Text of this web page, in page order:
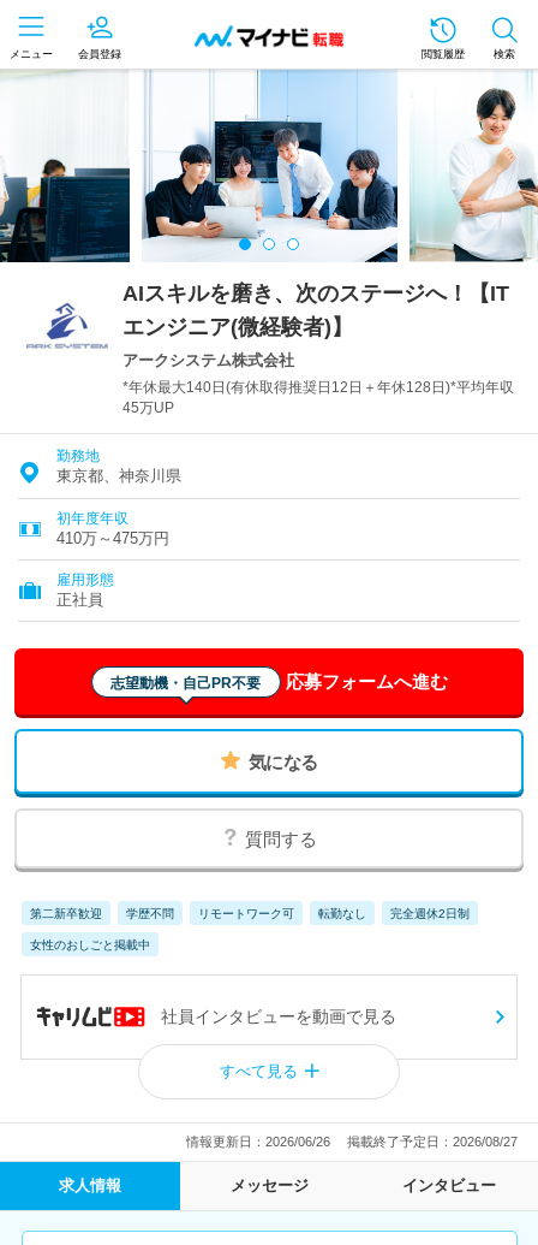
メニュー 会員登録 閲覧履歴 検索
AIスキルを磨き、次のステージへ！【IT
エンジニア(微経験者)】
アークシステム株式会社
*年休最大140日(有休取得推奨日12日＋年休128日)*平均年収
45万UP
勤務地
東京都、神奈川県
初年度年収
410万～475万円
雇用形態
正社員
志望動機・自己PR不要 応募フォームへ進む
気になる
質問する
第二新卒歓迎 学歴不問 リモートワーク可 転勤なし 完全週休2日制
女性のおしごと掲載中
社員インタビューを動画で見る
シゴトの魅力を動画でチェック
すべて見る
情報更新日：2026/06/26 掲載終了予定日：2026/08/27
求人情報 メッセージ インタビュー